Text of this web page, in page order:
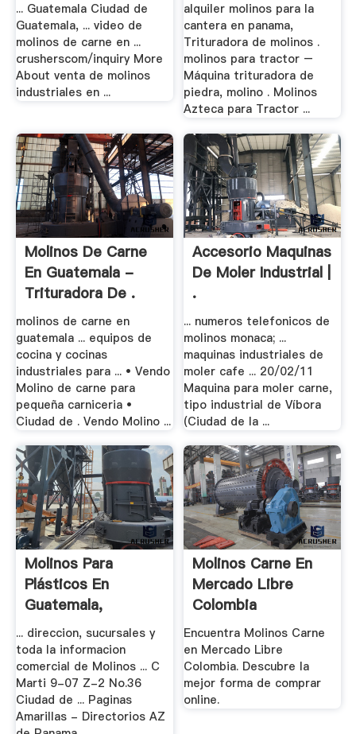
... Guatemala Ciudad de
Guatemala, ... video de
molinos de carne en ...
crusherscom/inquiry More
About venta de molinos
industriales en ...
alquiler molinos para la
cantera en panama,
Trituradora de molinos .
molinos para tractor –
Máquina trituradora de
piedra, molino . Molinos
Azteca para Tractor ...
Molinos De Carne
En Guatemala -
Trituradora De .
molinos de carne en
guatemala ... equipos de
cocina y cocinas
industriales para ... • Vendo
Molino de carne para
pequeña carniceria •
Ciudad de . Vendo Molino ...
Accesorio Maquinas
De Moler Industrial |
.
... numeros telefonicos de
molinos monaca; ...
maquinas industriales de
moler cafe ... 20/02/11
Maquina para moler carne,
tipo industrial de Víbora
(Ciudad de la ...
Molinos Para
Plásticos En
Guatemala,
Directorios .
... direccion, sucursales y
toda la informacion
comercial de Molinos ... C
Marti 9-07 Z-2 No.36
Ciudad de ... Paginas
Amarillas - Directorios AZ
Molinos Carne En
Mercado Libre
Colombia
Encuentra Molinos Carne
en Mercado Libre
Colombia. Descubre la
mejor forma de comprar
online.